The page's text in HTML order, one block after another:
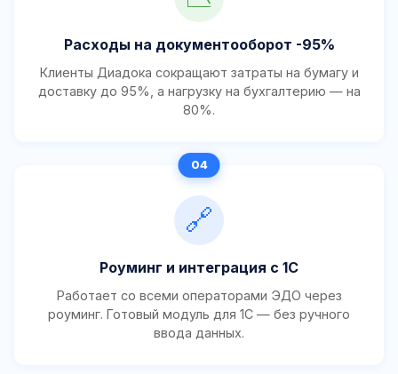
Расходы на документооборот -95%
Клиенты Диадока сокращают затраты на бумагу и
доставку до 95%, а нагрузку на бухгалтерию — на
80%.
🔗
Роуминг и интеграция с 1С
Работает со всеми операторами ЭДО через
роуминг. Готовый модуль для 1С — без ручного
ввода данных.